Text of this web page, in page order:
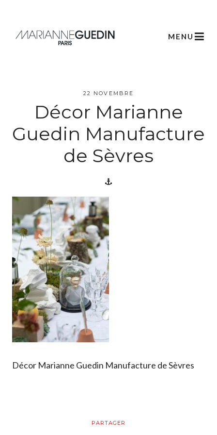
MENU
L’atelier
Créations
Scénographie
Végétale
Créations
Artistiques
Objets
Boutique
22 NOVEMBRE
Décor Marianne
Guedin Manufacture
de Sèvres
Décor Marianne Guedin Manufacture de Sèvres
PARTAGER